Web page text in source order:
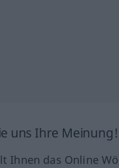
uns Ihre Meinung!
Ihnen das Online